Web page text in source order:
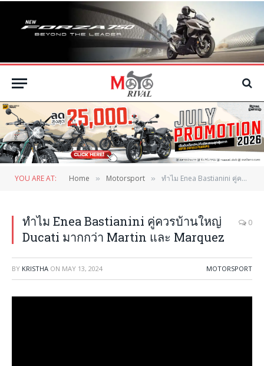
YOU ARE AT: Home » Motorsport » ทำไม Enea Bastianini คู่ควรบ้านใหญ่ Ducati มากกว่า Martin และ Marquez
ทำไม Enea Bastianini คู่ควรบ้านใหญ่
Ducati มากกว่า Martin และ Marquez
0
BY KRISTHA ON MAY 13, 2024 MOTORSPORT